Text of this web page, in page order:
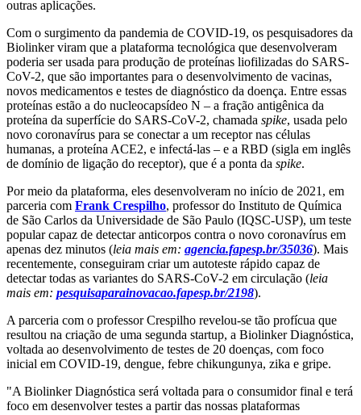
outras aplicações.
Com o surgimento da pandemia de COVID-19, os pesquisadores da
Biolinker viram que a plataforma tecnológica que desenvolveram
poderia ser usada para produção de proteínas liofilizadas do SARS-
CoV-2, que são importantes para o desenvolvimento de vacinas,
novos medicamentos e testes de diagnóstico da doença. Entre essas
proteínas estão a do nucleocapsídeo N – a fração antigênica da
proteína da superfície do SARS-CoV-2, chamada spike, usada pelo
novo coronavírus para se conectar a um receptor nas células
humanas, a proteína ACE2, e infectá-las – e a RBD (sigla em inglês
de domínio de ligação do receptor), que é a ponta da spike.
Por meio da plataforma, eles desenvolveram no início de 2021, em
parceria com Frank Crespilho, professor do Instituto de Química
de São Carlos da Universidade de São Paulo (IQSC-USP), um teste
popular capaz de detectar anticorpos contra o novo coronavírus em
apenas dez minutos (leia mais em: agencia.fapesp.br/35036). Mais
recentemente, conseguiram criar um autoteste rápido capaz de
detectar todas as variantes do SARS-CoV-2 em circulação (leia
mais em: pesquisaparainovacao.fapesp.br/2198).
A parceria com o professor Crespilho revelou-se tão profícua que
resultou na criação de uma segunda startup, a Biolinker Diagnóstica,
voltada ao desenvolvimento de testes de 20 doenças, com foco
inicial em COVID-19, dengue, febre chikungunya, zika e gripe.
"A Biolinker Diagnóstica será voltada para o consumidor final e terá
foco em desenvolver testes a partir das nossas plataformas